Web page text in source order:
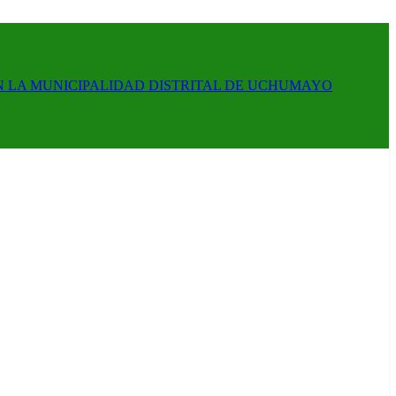
LA MUNICIPALIDAD DISTRITAL DE UCHUMAYO